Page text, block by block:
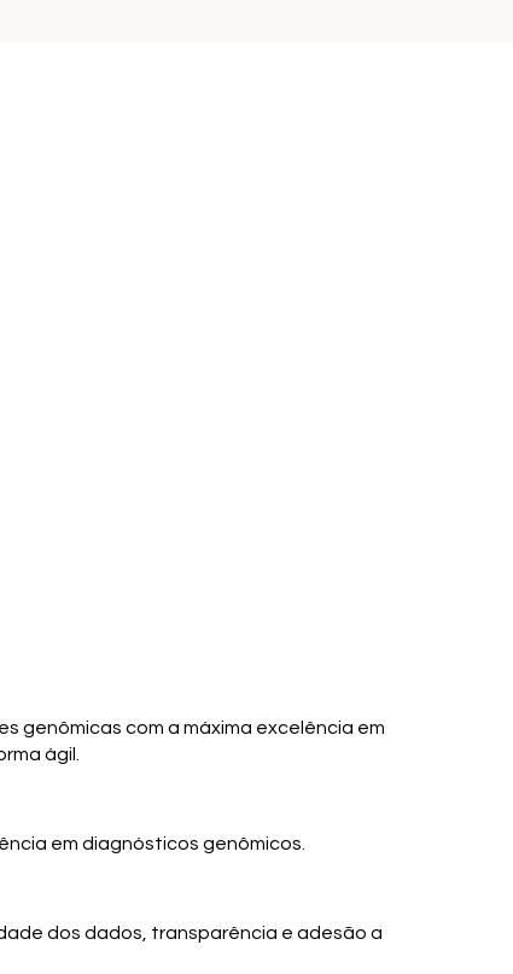
genômicas com a máxima excelência em
ágil.
em diagnósticos genômicos.
dos dados, transparência e adesão a